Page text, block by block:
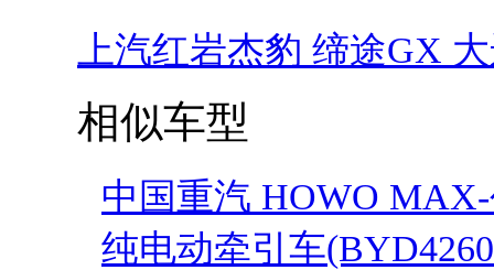
上汽红岩杰豹 缔途GX
相似车型
中国重汽 HOWO
纯电动牵引车